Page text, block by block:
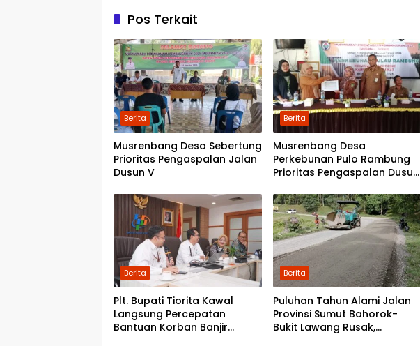
Pos Terkait
Berita
Musrenbang Desa Sebertung
Prioritas Pengaspalan Jalan
Dusun V
Berita
Musrenbang Desa
Perkebunan Pulo Rambung
Prioritas Pengaspalan Dusun
Pondok Boyan
Berita
Plt. Bupati Tiorita Kawal
Langsung Percepatan
Bantuan Korban Banjir
Berita
Puluhan Tahun Alami Jalan
Provinsi Sumut Bahorok-
Bukit Lawang Rusak,